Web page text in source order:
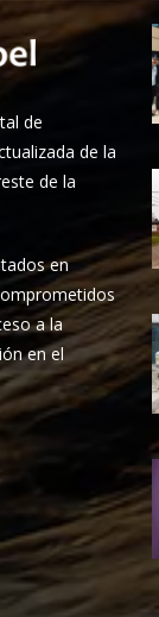
de
de la
de la
en
a la
en el